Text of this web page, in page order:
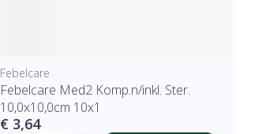
Febelcare
Febelcare Med2 Komp.n/inkl. Ster.
10,0x10,0cm 10x1
€ 3,64